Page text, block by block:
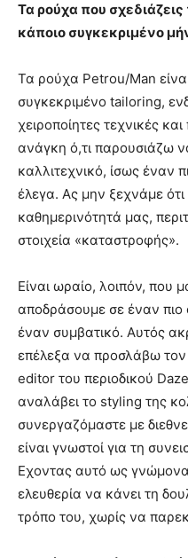
Τα ρούχα που
κάποιο συγκεκριμένο
Τα ρούχα Petrou/Man
συγκεκριμένο tailoring,
χειροποίητες τεχνικές
ανάγκη ό,τι παρουσιάζω
καλλιτεχνικό, ίσως έναν
έλεγα. Ας μην ξεχνάμε
καθημερινότητά μας,
στοιχεία «καταστροφής».
Είναι ωραίο, λοιπόν, που
αποδράσουμε σε έναν
έναν συμβατικό. Αυτός
επέλεξα να προσλάβω
editor του περιοδικού
αναλάβει το styling της
συνεργαζόμαστε με
είναι γνωστοί για τη
Εχοντας αυτό ως
ελευθερία να κάνει τη
τρόπο του, χωρίς να